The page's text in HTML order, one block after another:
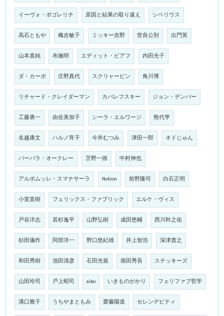
イーヴォ・ポゴレリチ 原因と結果の取り違え シベリウス
高石ともや 穐吉敏子 ミッキー吉野 世良公則 出門英
山本直純 布施明 エディット・ピアフ 内田光子
ダ・カーポ 庄野真代 スクリャービン 角川博
リチャード・クレイダーマン カバレフスキー ジョン・デンバー
工藤勇一 由佐美加子 シーラ・エルワージ 熊代亨
名越康文 ハルノ宵子 今井むつみ 津田一郎 ネドじゅん
バーバラ・オークレー 苫野一徳 中村伸也
アルボムッレ・スマナサーラ Notion 前野隆司 白石正明
小室直樹 フェリックス・ファブリック エルケ・ヴィス
戸谷洋志 若杉逸平 山野弘樹 成田悠輔 西川幹之佑
杉田儀作 阿部洋一 野口悠紀雄 井上智浩 深津貴之
和田秀樹 池田清彦 石田光規 堀田秀吾 ステッキーズ
山田玲司 戸上昭司 aiko いきものがかり フェリファブ哲学
溝口雅子 うちやまともみ 齋藤陽道 セレンデピティ